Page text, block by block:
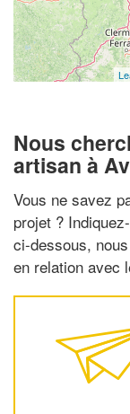
Nous
artisan à
Vous ne savez
projet ?
ci-dessous,
en relation avec